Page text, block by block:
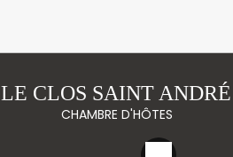
LE CLOS SAINT ANDRÉ
CHAMBRE D'HÔTES